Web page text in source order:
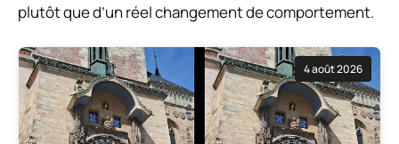
plutôt que d’un réel changement de comportement.
4 août 2026